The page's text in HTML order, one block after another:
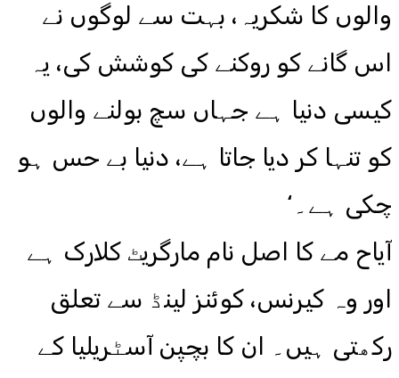
والوں کا شکریہ، بہت سے لوگوں نے
اس گانے کو روکنے کی کوشش کی، یہ
کیسی دنیا ہے جہاں سچ بولنے والوں
کو تنہا کر دیا جاتا ہے، دنیا بے حس ہو
چکی ہے۔‘
آیاح مے کا اصل نام مارگریٹ کلارک ہے
اور وہ کیرنس، کوئنز لینڈ سے تعلق
رکھتی ہیں۔ ان کا بچپن آسٹریلیا کے